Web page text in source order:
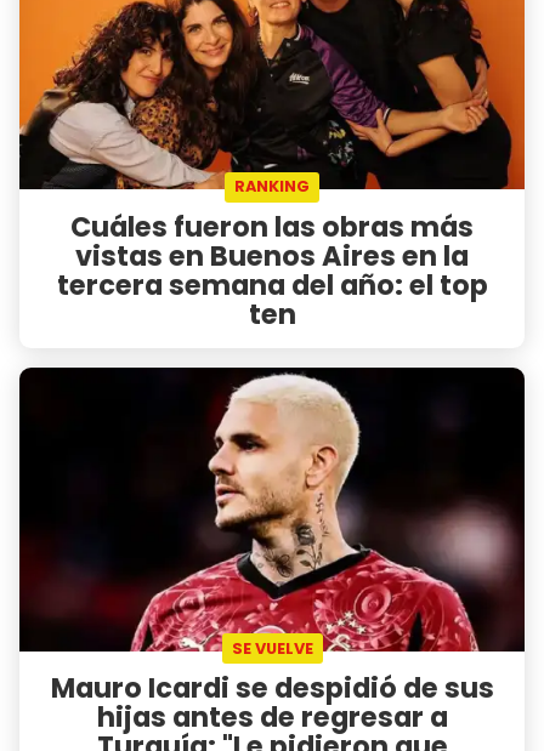
RANKING
Cuáles fueron las obras más
vistas en Buenos Aires en la
tercera semana del año: el top
ten
SE VUELVE
Mauro Icardi se despidió de sus
hijas antes de regresar a